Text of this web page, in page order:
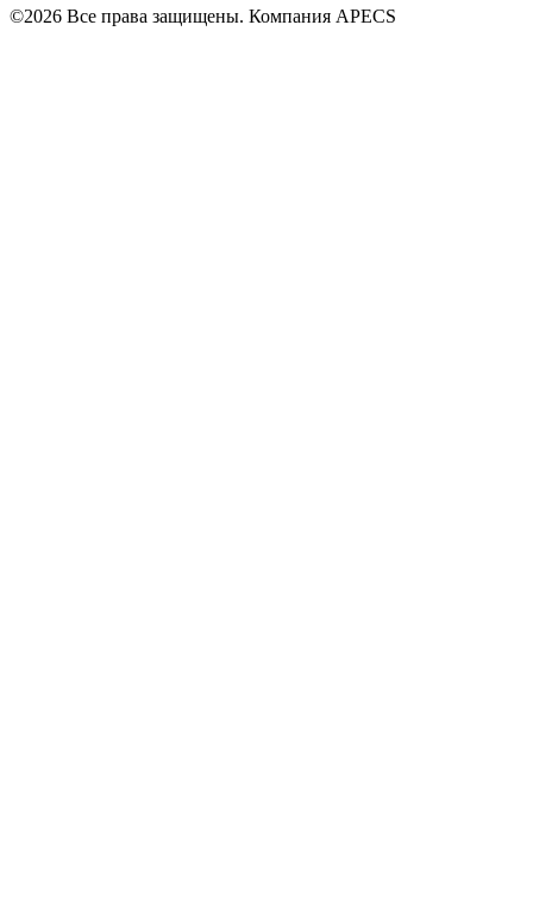
©2026 Все права защищены. Компания APECS